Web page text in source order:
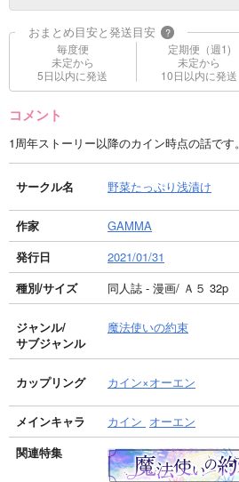
おまとめ目安と発送目安 ?
毎度便
未定から
5日以内に発送
定期便（週1)
未定から
10日以内に発送
コメント
1周年ストーリー以降のカイン時点の話です。
サークル名 野菜たっぷり浅漬け
作家
GAMMA
発行日
2021/01/31
種別/サイズ
同人誌 - 漫画/ Ａ５ 32p
ジャンル/
サブジャンル
魔法使いの約束
カップリング カイン×オーエン
メインキャラ カイン オーエン
関連特集